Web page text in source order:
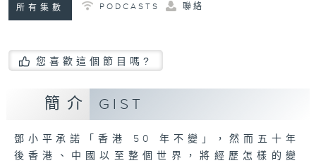
所有集數 PODCASTS 聯絡
您喜歡這個節目嗎?
簡介 GIST
鄧小平承諾「香港 50 年不變」，然而五十年
後香港、中國以至整個世界，將經歷怎樣的變